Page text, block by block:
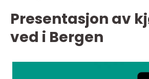
Presentasjon av
ved i Bergen